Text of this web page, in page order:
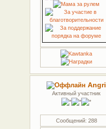
Angri
Активный участник
Сообщений: 288